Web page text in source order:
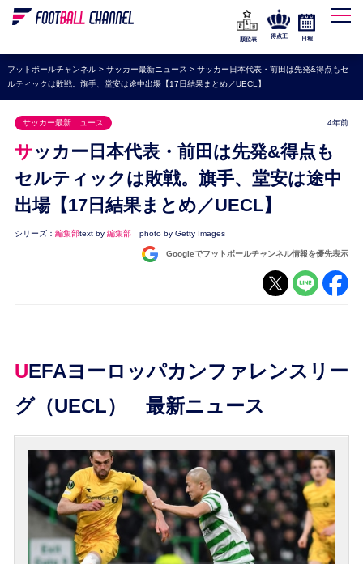
WEリーグ
海外サッカー
プレミアリーグ
ラ・リーガ
セリエA
ブンデスリーガ
UEFA
ナショナルチーム
順位表
得点王 日程
フットボールチャンネル> サッカー最新ニュース > サッカー日本代表・前田は先発&得点もセ
ルティックは敗戦。旗手、堂安は途中出場【17日結果まとめ／UECL】
サッカー最新ニュース 4年前
サッカー日本代表・前田は先発&得点も
セルティックは敗戦。旗手、堂安は途中
出場【17日結果まとめ／UECL】
シリーズ： 編集部text by 編集部 photo by Getty Images
Googleでフットボールチャンネル情報を優先表示
UEFAヨーロッパカンファレンスリー
グ（UECL） 最新ニュース